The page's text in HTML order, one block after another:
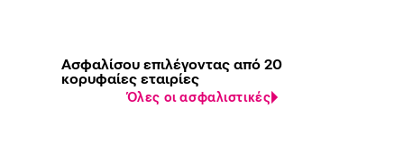
Ασφαλίσου επιλέγοντας από 20
κορυφαίες εταιρίες
Όλες οι ασφαλιστικές